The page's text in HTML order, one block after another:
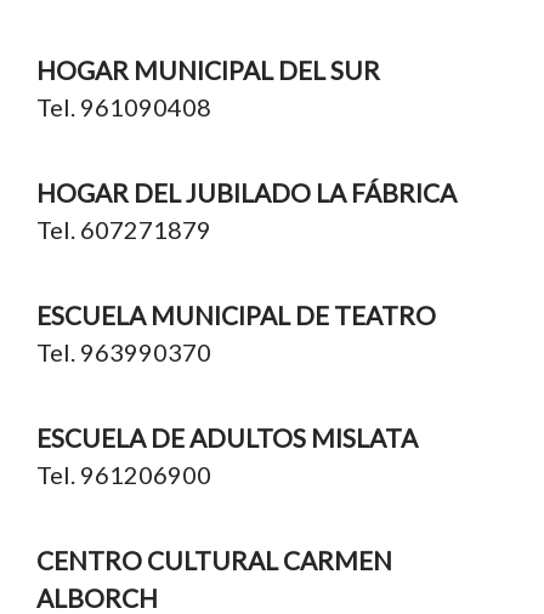
HOGAR MUNICIPAL DEL SUR
Tel. 961090408
HOGAR DEL JUBILADO LA FÁBRICA
Tel. 607271879
ESCUELA MUNICIPAL DE TEATRO
Tel. 963990370
ESCUELA DE ADULTOS MISLATA
Tel. 961206900
CENTRO CULTURAL CARMEN
ALBORCH